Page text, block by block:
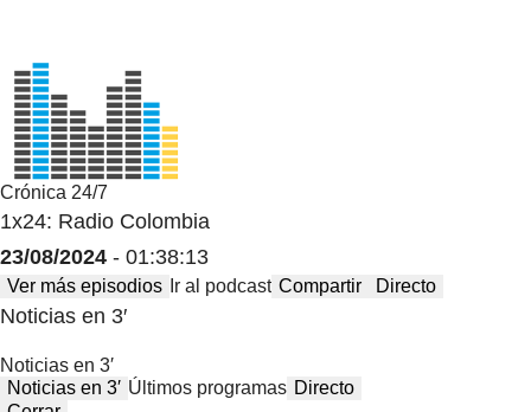
Crónica 24/7
1x24: Radio Colombia
23/08/2024 - 01:38:13
Ver más episodios Ir al podcast Compartir Directo
Noticias en 3′
Noticias en 3′
Noticias en 3′ Últimos programas Directo